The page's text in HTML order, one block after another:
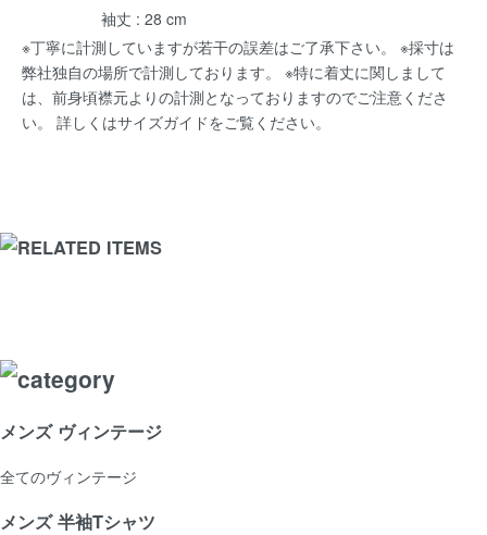
袖丈 : 28 cm
※丁寧に計測していますが若干の誤差はご了承下さい。 ※採寸は
弊社独自の場所で計測しております。 ※特に着丈に関しまして
は、前身頃襟元よりの計測となっておりますのでご注意くださ
い。 詳しくはサイズガイドをご覧ください。
メンズ ヴィンテージ
全てのヴィンテージ
メンズ 半袖Tシャツ